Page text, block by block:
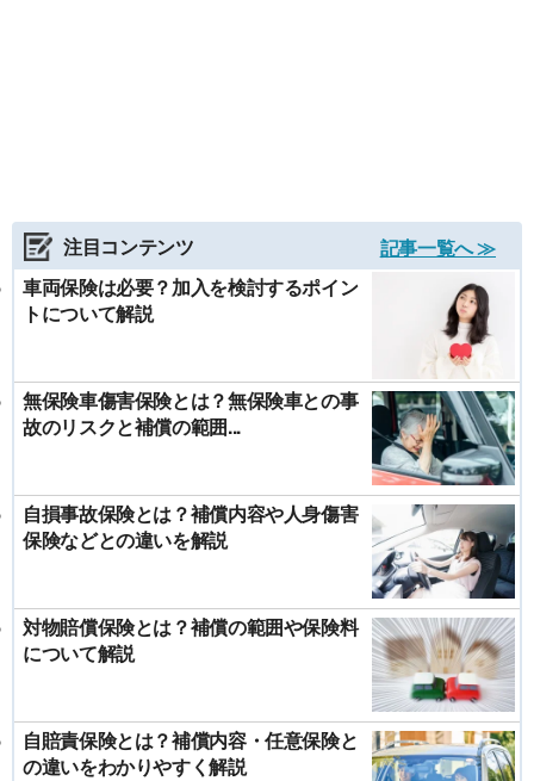
注目コンテンツ
記事一覧へ ≫
車両保険は必要？加入を検討するポイン
トについて解説
無保険車傷害保険とは？無保険車との事
故のリスクと補償の範囲...
自損事故保険とは？補償内容や人身傷害
保険などとの違いを解説
対物賠償保険とは？補償の範囲や保険料
について解説
自賠責保険とは？補償内容・任意保険と
の違いをわかりやすく解説